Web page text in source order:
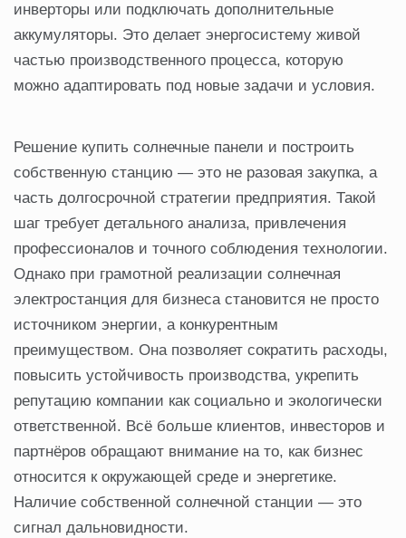
инверторы или подключать дополнительные
аккумуляторы. Это делает энергосистему живой
частью производственного процесса, которую
можно адаптировать под новые задачи и условия.
Решение купить солнечные панели и построить
собственную станцию — это не разовая закупка, а
часть долгосрочной стратегии предприятия. Такой
шаг требует детального анализа, привлечения
профессионалов и точного соблюдения технологии.
Однако при грамотной реализации солнечная
электростанция для бизнеса становится не просто
источником энергии, а конкурентным
преимуществом. Она позволяет сократить расходы,
повысить устойчивость производства, укрепить
репутацию компании как социально и экологически
ответственной. Всё больше клиентов, инвесторов и
партнёров обращают внимание на то, как бизнес
относится к окружающей среде и энергетике.
Наличие собственной солнечной станции — это
сигнал дальновидности.